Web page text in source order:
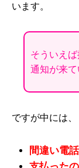
います。
そういえ
通知が来
ですが中には、
間違い電話